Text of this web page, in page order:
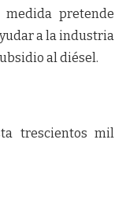
medida pretende
a la industria
al diésel.
trescientos mil